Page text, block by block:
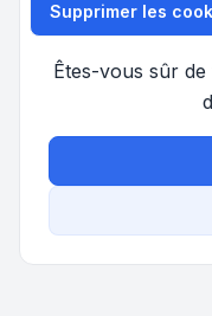
Supprimer les
Êtes-vous sûr